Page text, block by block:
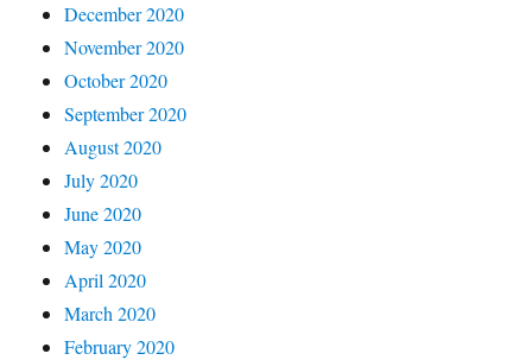
December 2020
November 2020
October 2020
September 2020
August 2020
July 2020
June 2020
May 2020
April 2020
March 2020
February 2020